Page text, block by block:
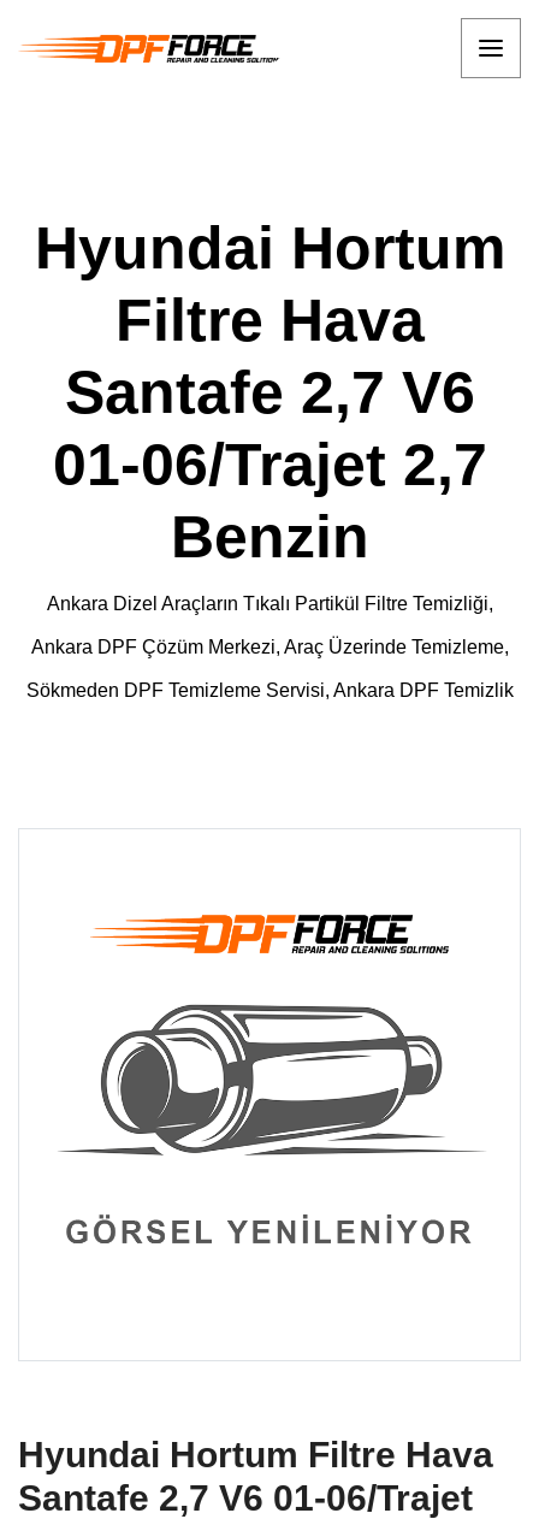
Hyundai Hortum
Filtre Hava
Santafe 2,7 V6
01-06/Trajet 2,7
Benzin
Ankara Dizel Araçların Tıkalı Partikül Filtre Temizliği,
Ankara DPF Çözüm Merkezi, Araç Üzerinde Temizleme,
Sökmeden DPF Temizleme Servisi, Ankara DPF Temizlik
Hyundai Hortum Filtre Hava
Santafe 2,7 V6 01-06/Trajet